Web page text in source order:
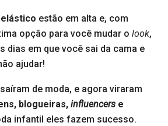
estão em alta e, com
opção para você mudar o look,
dias em que você sai da cama e
ajudar!
de moda, e agora viraram
blogueiras, influencers e
infantil eles fazem sucesso.